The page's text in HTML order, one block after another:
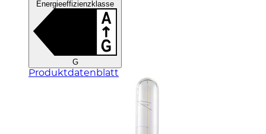
Energieeffizienzklasse
G
Produktdatenblatt